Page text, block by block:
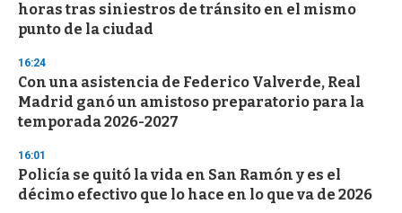
horas tras siniestros de tránsito en el mismo
punto de la ciudad
16:24
Con una asistencia de Federico Valverde, Real
Madrid ganó un amistoso preparatorio para la
temporada 2026-2027
16:01
Policía se quitó la vida en San Ramón y es el
décimo efectivo que lo hace en lo que va de 2026